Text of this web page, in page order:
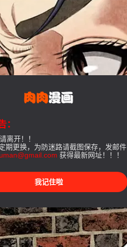
：
离开！！
期更换，为防迷路请截图保存，发邮件
获得最新网址！！！
我记住啦